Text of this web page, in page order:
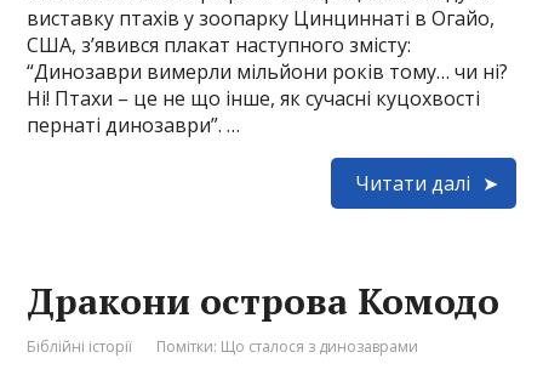
виставку птахів у зоопарку Цинциннаті в Огайо,
США, з’явився плакат наступного змісту:
“Динозаври вимерли мільйони років тому… чи ні?
Ні! Птахи – це не що інше, як сучасні куцохвості
пернаті динозаври”. …
Читати далі
Дракони острова Комодо
Біблійні історії Помітки: Що сталося з динозаврами